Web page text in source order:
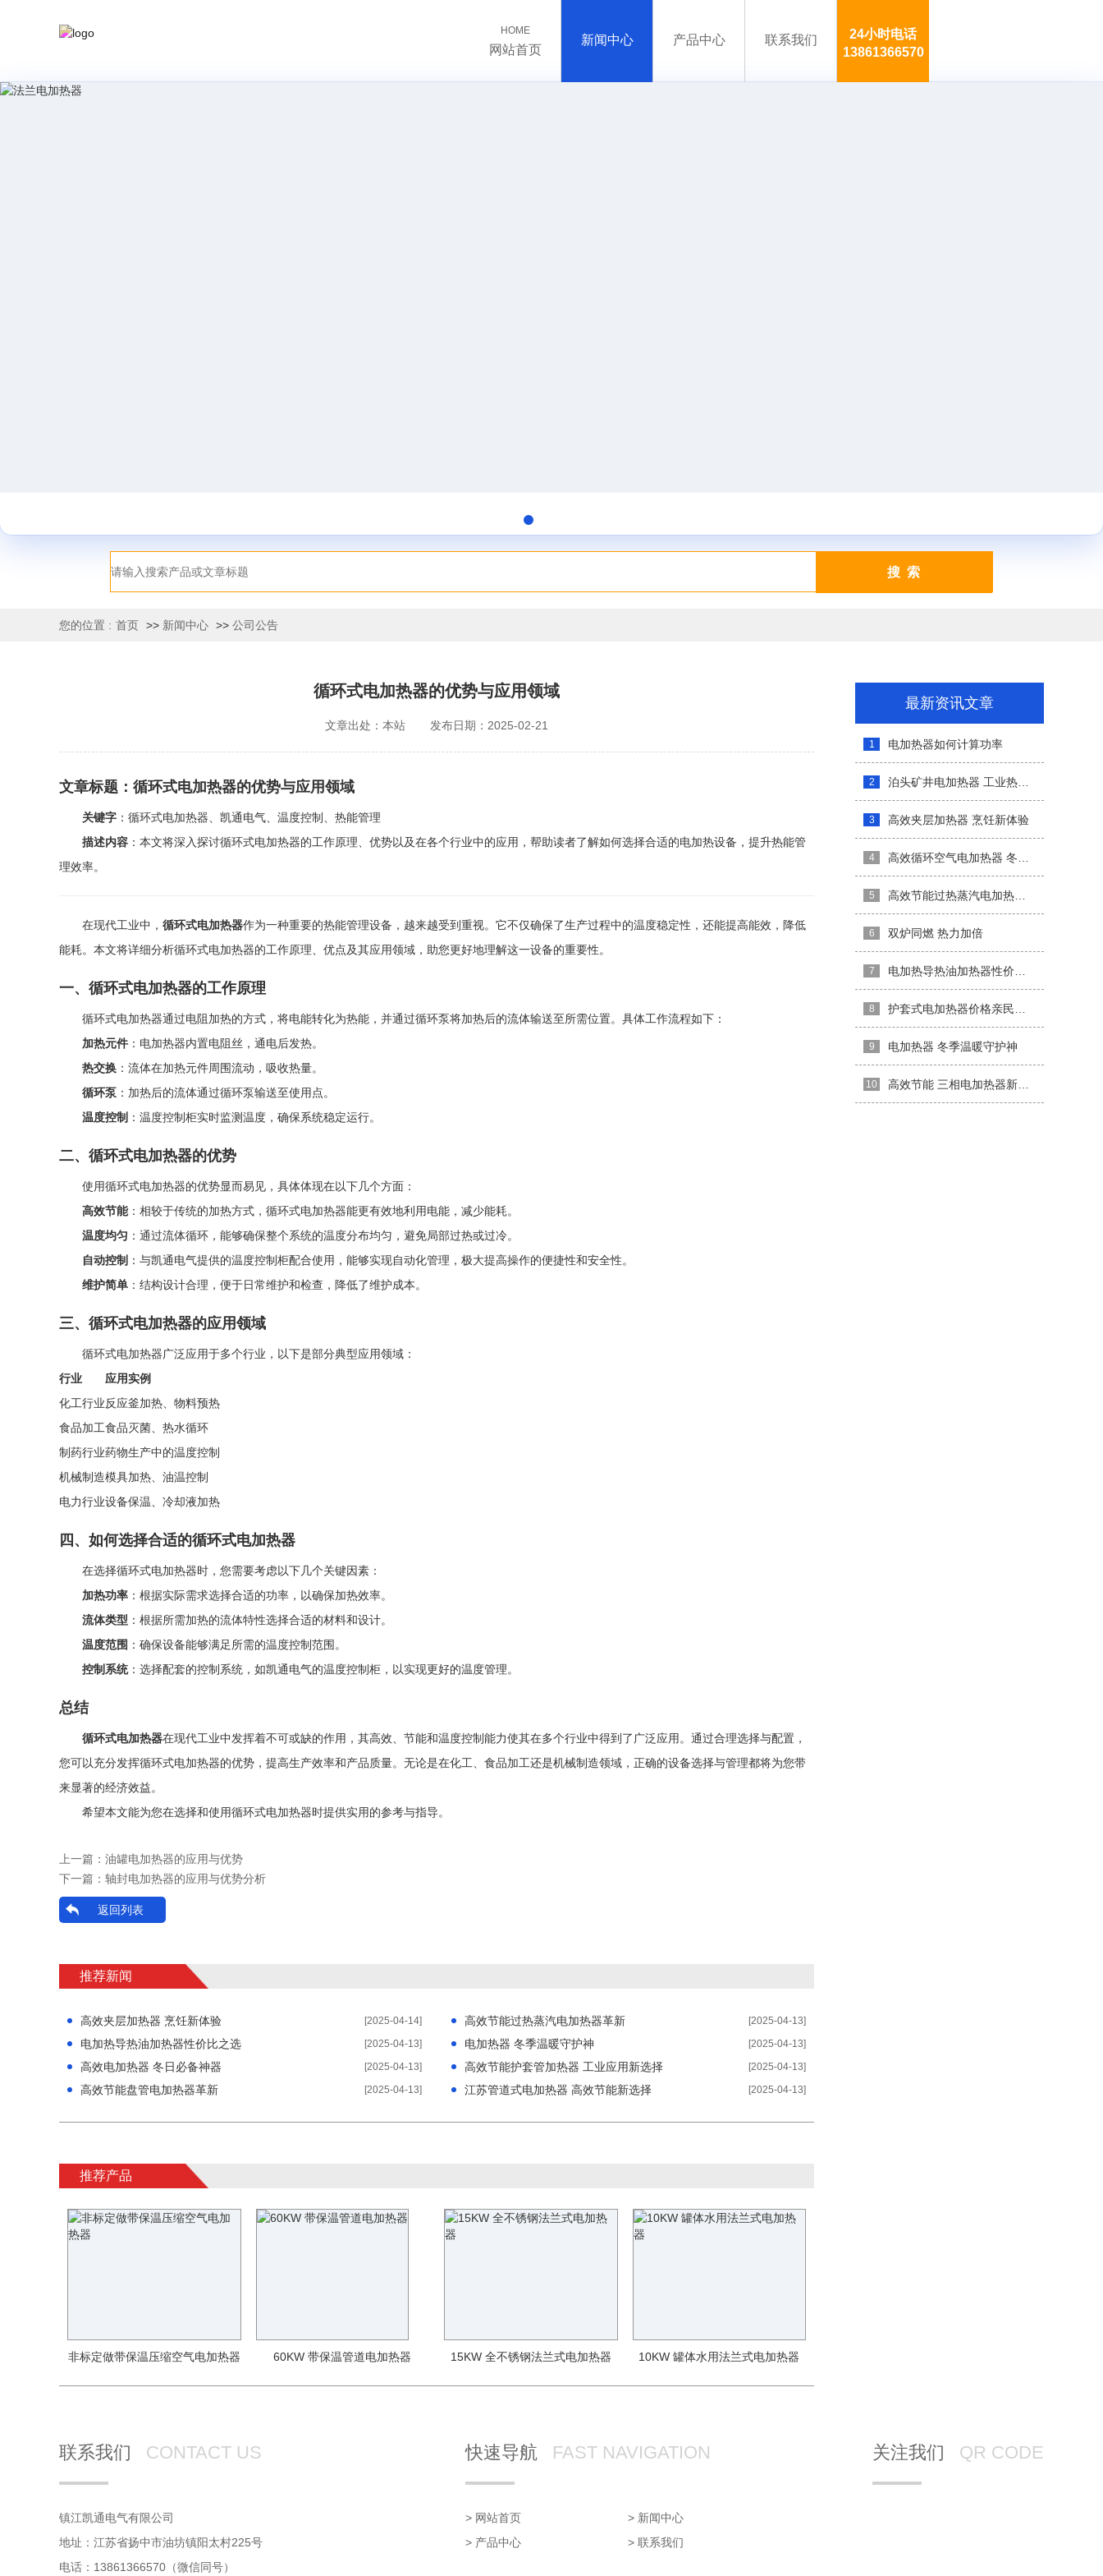
HOME
网站首页
新闻中心 产品中心 联系我们
24小时电话
13861366570
搜 索
您的位置 : 首页 >> 新闻中心 >> 公司公告
循环式电加热器的优势与应用领域
文章出处：本站 发布日期：2025-02-21
文章标题：循环式电加热器的优势与应用领域
关键字 ：循环式电加热器、凯通电气、温度控制、热能管理
描述内容 ：本文将深入探讨循环式电加热器的工作原理、优势以及在各个行业中的应用，帮助读者了解如何选择合适的电加热设备，提升热能管
理效率。
在现代工业中， 循环式电加热器作为一种重要的热能管理设备，越来越受到重视。它不仅确保了生产过程中的温度稳定性，还能提高能效，降低
能耗。本文将详细分析循环式电加热器的工作原理、优点及其应用领域，助您更好地理解这一设备的重要性。
一、循环式电加热器的工作原理
循环式电加热器通过电阻加热的方式，将电能转化为热能，并通过循环泵将加热后的流体输送至所需位置。具体工作流程如下：
加热元件 ：电加热器内置电阻丝，通电后发热。
热交换 ：流体在加热元件周围流动，吸收热量。
循环泵 ：加热后的流体通过循环泵输送至使用点。
温度控制 ：温度控制柜实时监测温度，确保系统稳定运行。
二、循环式电加热器的优势
使用循环式电加热器的优势显而易见，具体体现在以下几个方面：
高效节能：相较于传统的加热方式，循环式电加热器能更有效地利用电能，减少能耗。
温度均匀 ：通过流体循环，能够确保整个系统的温度分布均匀，避免局部过热或过冷。
自动控制 ：与凯通电气提供的温度控制柜配合使用，能够实现自动化管理，极大提高操作的便捷性和安全性。
维护简单 ：结构设计合理，便于日常维护和检查，降低了维护成本。
三、循环式电加热器的应用领域
循环式电加热器广泛应用于多个行业，以下是部分典型应用领域：
行业
应用实例
化工行业反应釜加热、物料预热
食品加工食品灭菌、热水循环
制药行业药物生产中的温度控制
机械制造模具加热、油温控制
电力行业设备保温、冷却液加热
四、如何选择合适的循环式电加热器
在选择循环式电加热器时，您需要考虑以下几个关键因素：
加热功率 ：根据实际需求选择合适的功率，以确保加热效率。
流体类型 ：根据所需加热的流体特性选择合适的材料和设计。
温度范围 ：确保设备能够满足所需的温度控制范围。
控制系统：选择配套的控制系统，如凯通电气的温度控制柜，以实现更好的温度管理。
总结
循环式电加热器在现代工业中发挥着不可或缺的作用，其高效、节能和温度控制能力使其在多个行业中得到了广泛应用。通过合理选择与配置，
您可以充分发挥循环式电加热器的优势，提高生产效率和产品质量。无论是在化工、食品加工还是机械制造领域，正确的设备选择与管理都将为您带
来显著的经济效益。
希望本文能为您在选择和使用循环式电加热器时提供实用的参考与指导。
上一篇： 油罐电加热器的应用与优势
下一篇： 轴封电加热器的应用与优势分析
返回列表
推荐新闻
高效夹层加热器 烹饪新体验 [2025-04-14] 高效节能过热蒸汽电加热器革新 [2025-04-13]
电加热导热油加热器性价比之选 [2025-04-13] 电加热器 冬季温暖守护神 [2025-04-13]
高效电加热器 冬日必备神器 [2025-04-13] 高效节能护套管加热器 工业应用新选择 [2025-04-13]
高效节能盘管电加热器革新 [2025-04-13] 江苏管道式电加热器 高效节能新选择 [2025-04-13]
推荐产品
非标定做带保温压缩空气电加热器 60KW 带保温管道电加热器 15KW 全不锈钢法兰式电加热器 10KW 罐体水用法兰式电加热器
最新资讯文章
1 电加热器如何计算功率
2
3 高效夹层加热器 烹饪新体验
4
5
6 双炉同燃 热力加倍
7
8
9 电加热器 冬季温暖守护神
10
联系我们 CONTACT US
镇江凯通电气有限公司
地址：江苏省扬中市油坊镇阳太村225号
电话：13861366570（微信同号）
快速导航 FAST NAVIGATION
> 网站首页
> 新闻中心
> 产品中心
> 联系我们
关注我们 QR CODE